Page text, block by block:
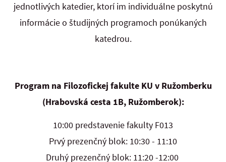
jednotlivých katedier, ktorí im individuálne poskytnú
informácie o študijných programoch ponúkaných
katedrou.
Program na Filozofickej fakulte KU v Ružomberku
(Hrabovská cesta 1B, Ružomberok):
10:00 predstavenie fakulty F013
Prvý prezenčný blok: 10:30 - 11:10
Druhý prezenčný blok: 11:20 -12:00